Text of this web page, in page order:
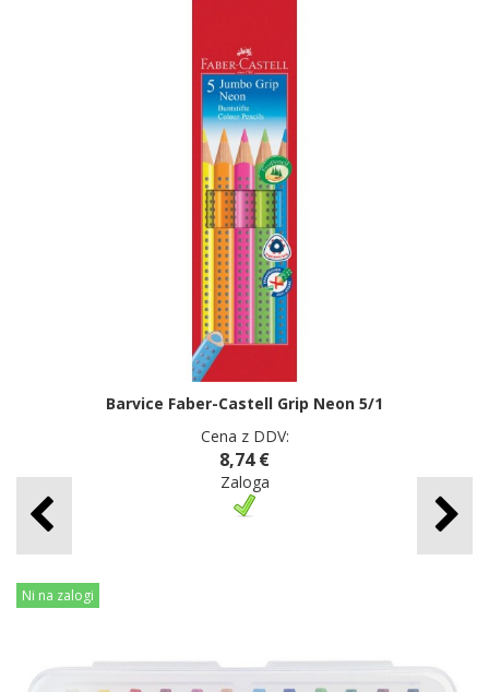
Barvice Faber-Castell Grip Neon 5/1
Cena z DDV:
8,74 €
Zaloga
Ni na zalogi